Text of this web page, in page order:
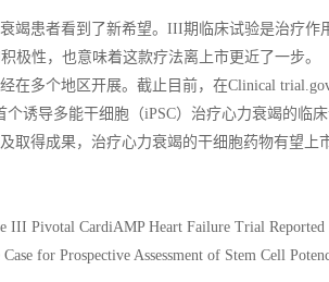
竭患者看到了新希望。III期临床试验是治疗
极性，也意味着这款疗法离上市更近了一步。
在多个地区开展。截止目前，在Clinical
诱导多能干细胞（iPSC）治疗心力衰竭的临
取得成果，治疗心力衰竭的干细胞药物有望上
III Pivotal CardiAMP Heart Failure Trial Reported
for Prospective Assessment of Stem Cell